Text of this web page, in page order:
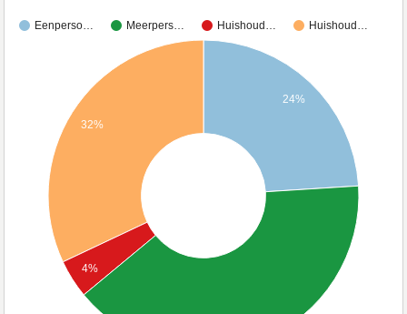
Eenperso… Meerpers… Huishoud… Huishoud…
24%
32%
4%